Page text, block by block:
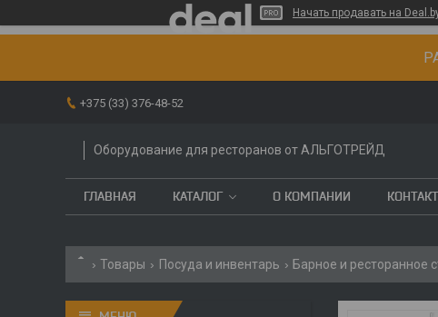
Начать продавать на
+375 (33) 376-48-52
Оборудование для ресторанов от АЛЬГОТРЕЙД
ГЛАВНАЯ КАТАЛОГ О КОМПАНИИ
Товары Посуда и инвентарь Барное и ресторанное